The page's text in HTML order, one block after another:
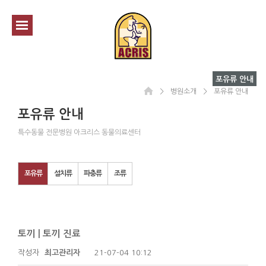
포유류 안내
특수동물 전문병원 아크리스 동물의료센터
＞ 병원소개 ＞ 포유류 안내
포유류 설치류 파충류 조류
포유류 안내
토끼 | 토끼 진료
작성자 최고관리자 21-07-04 10:12